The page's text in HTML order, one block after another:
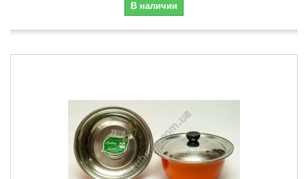
В наличии